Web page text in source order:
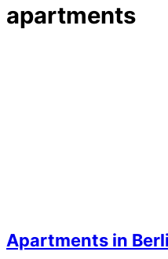
apartments
Apartments in